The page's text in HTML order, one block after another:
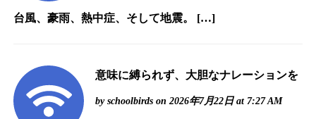
台風、豪雨、熱中症、そして地震。 […]
意味に縛られず、大胆なナレーションを
byschoolbirds on 2026年7月22日 at 7:27 AM